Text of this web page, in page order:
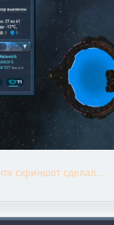
скриншот сделал...